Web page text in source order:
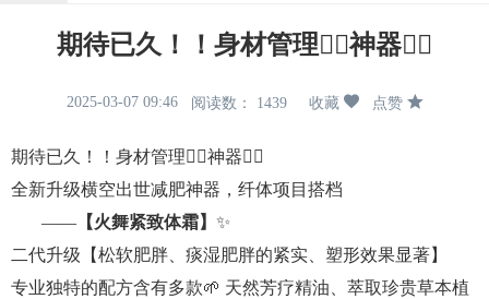
期待已久！！身材管理❤️‍🔥神器❤️‍🔥
2025-03-07 09:46 阅读数： 1439 收藏 点赞
期待已久！！身材管理❤️‍🔥神器❤️‍🔥
全新升级横空出世减肥神器，纤体项目搭档
—— 【火舞紧致体霜】 ✨
二代升级【松软肥胖、痰湿肥胖的紧实、塑形效果显著】
专业独特的配方含有多款🌱 天然芳疗精油、萃取珍贵草本植